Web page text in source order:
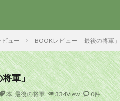
ュー BOOKレビュー 「最後の将軍」
将軍」
本,最後の将軍 334View 0件